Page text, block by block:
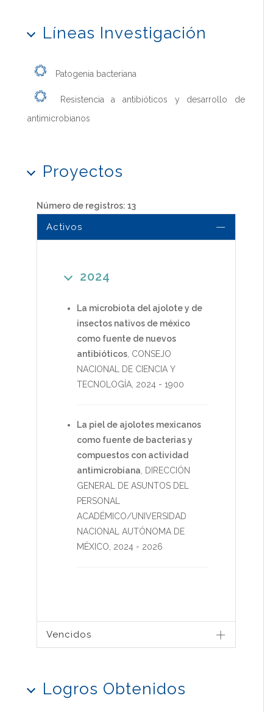
Líneas Investigación
Patogenia bacteriana
Resistencia a antibióticos y desarrollo de
antimicrobianos
Proyectos
Número de registros: 13
Activos
2024
La microbiota del ajolote y de
insectos nativos de méxico
como fuente de nuevos
antibióticos CONSEJO
NACIONAL DE CIENCIA Y
TECNOLOGÍA 2024 - 1900
La piel de ajolotes mexicanos
como fuente de bacterias y
compuestos con actividad
antimicrobiana
DIRECCIÓN
GENERAL DE ASUNTOS DEL
PERSONAL
ACADÉMICO/UNIVERSIDAD
NACIONAL AUTÓNOMA DE
MÉXICO 2024 - 2026
Vencidos
Logros Obtenidos